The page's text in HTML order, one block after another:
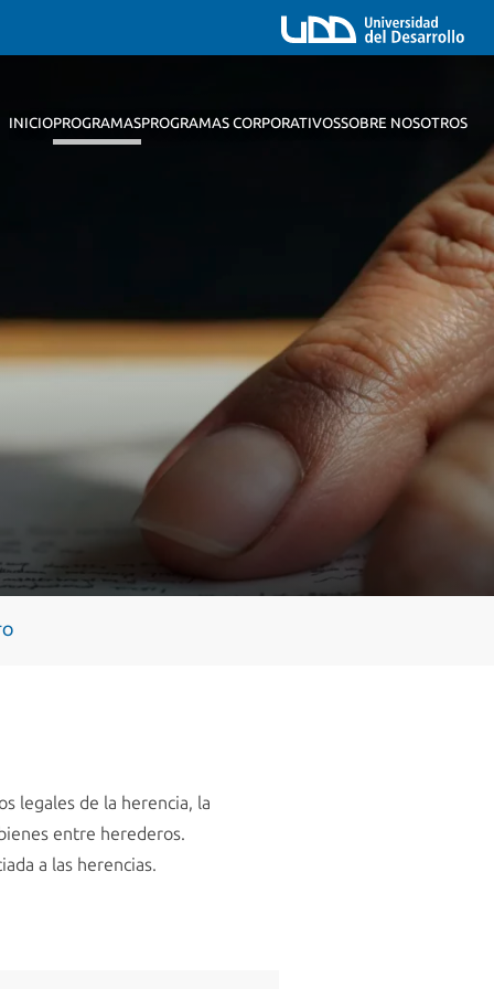
INICIOPROGRAMASPROGRAMAS CORPORATIVOSSOBRE NOSOTROS
legales de la herencia, la
entre herederos.
a las herencias.